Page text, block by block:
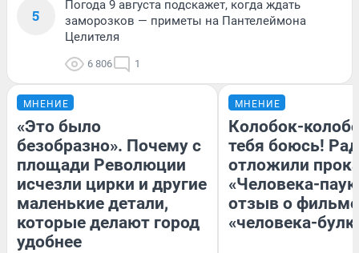
5
Погода 9 августа подскажет, когда ждать
заморозков — приметы на Пантелеймона
Целителя
6 806 1
МНЕНИЕ
«Это было
безобразно». Почему с
площади Революции
исчезли цирки и другие
маленькие детали,
которые делают город
удобнее
МНЕНИЕ
Колобок-
тебя боюсь!
отложили
«Человека-
отзыв о
«человека-